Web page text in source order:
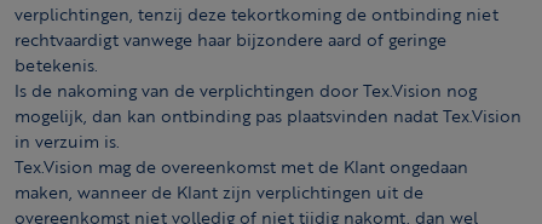
verplichtingen, tenzij deze tekortkoming de ontbinding niet
rechtvaardigt vanwege haar bijzondere aard of geringe
betekenis.
Is de nakoming van de verplichtingen door Tex.Vision nog
mogelijk, dan kan ontbinding pas plaatsvinden nadat Tex.Vision
in verzuim is.
Tex.Vision mag de overeenkomst met de Klant ongedaan
maken, wanneer de Klant zijn verplichtingen uit de
overeenkomst niet volledig of niet tijdig nakomt, dan wel